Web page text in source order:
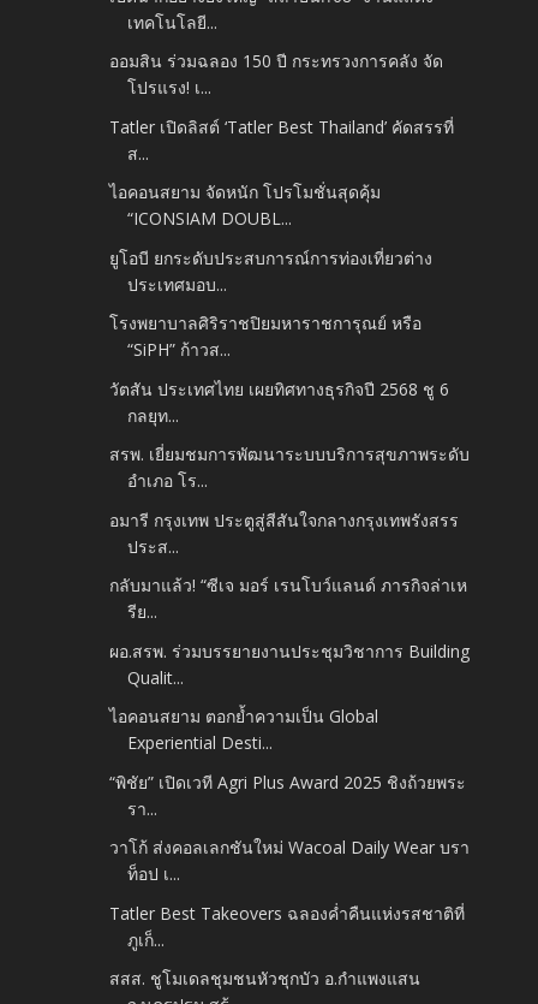
เทคโนโลยี...
ออมสิน ร่วมฉลอง 150 ปี กระทรวงการคลัง จัด
โปรแรง! เ...
Tatler เปิดลิสต์ ‘Tatler Best Thailand’ คัดสรรที่
ส...
ไอคอนสยาม จัดหนัก โปรโมชั่นสุดคุ้ม
“ICONSIAM DOUBL...
ยูโอบี ยกระดับประสบการณ์การท่องเที่ยวต่าง
ประเทศมอบ...
โรงพยาบาลศิริราชปิยมหาราชการุณย์ หรือ
“SiPH” ก้าวส...
วัตสัน ประเทศไทย เผยทิศทางธุรกิจปี 2568 ชู 6
กลยุท...
สรพ. เยี่ยมชมการพัฒนาระบบบริการสุขภาพระดับ
อำเภอ โร...
อมารี กรุงเทพ ประตูสู่สีสันใจกลางกรุงเทพรังสรร
ประส...
กลับมาแล้ว! “ซีเจ มอร์ เรนโบว์แลนด์ ภารกิจล่าเห
รีย...
ผอ.สรพ. ร่วมบรรยายงานประชุมวิชาการ Building
Qualit...
ไอคอนสยาม ตอกย้ำความเป็น Global
Experiential Desti...
“พิชัย” เปิดเวที Agri Plus Award 2025 ชิงถ้วยพระ
รา...
วาโก้ ส่งคอลเลกชันใหม่ Wacoal Daily Wear บรา
ท็อป เ...
Tatler Best Takeovers ฉลองค่ำคืนแห่งรสชาติที่
ภูเก็...
สสส. ชูโมเดลชุมชนหัวชุกบัว อ.กำแพงแสน